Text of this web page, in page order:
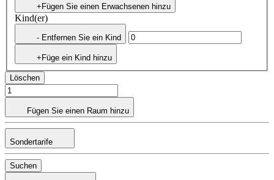
+Fügen Sie einen Erwachsenen hinzu
Kind(er)
- Entfernen Sie ein Kind
+Füge ein Kind hinzu
Löschen
Fügen Sie einen Raum hinzu
Sondertarife
Suchen